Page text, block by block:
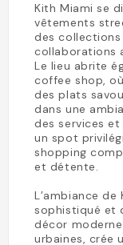
Kith Miami se
vêtements
des
collaborations
Le lieu abrite
coffee shop,
des plats
dans une
des services
un spot
shopping
et détente.
L’ambiance
sophistiqué et
décor
urbaines, crée